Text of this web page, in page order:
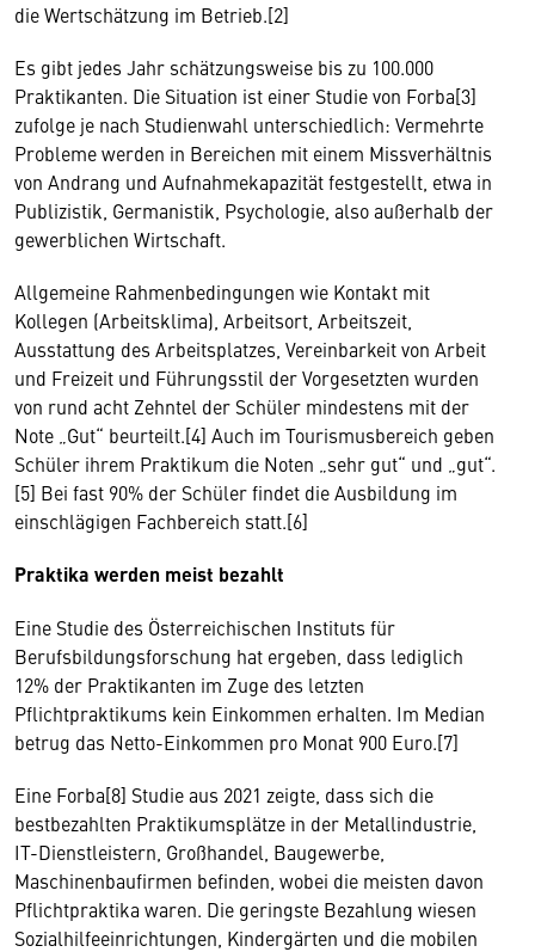
die Wertschätzung im Betrieb.[2]
Es gibt jedes Jahr schätzungsweise bis zu 100.000
Praktikanten. Die Situation ist einer Studie von Forba[3]
zufolge je nach Studienwahl unterschiedlich: Vermehrte
Probleme werden in Bereichen mit einem Missverhältnis
von Andrang und Aufnahmekapazität festgestellt, etwa in
Publizistik, Germanistik, Psychologie, also außerhalb der
gewerblichen Wirtschaft.
Allgemeine Rahmenbedingungen wie Kontakt mit
Kollegen (Arbeitsklima), Arbeitsort, Arbeitszeit,
Ausstattung des Arbeitsplatzes, Vereinbarkeit von Arbeit
und Freizeit und Führungsstil der Vorgesetzten wurden
von rund acht Zehntel der Schüler mindestens mit der
Note „Gut“ beurteilt.[4] Auch im Tourismusbereich geben
Schüler ihrem Praktikum die Noten „sehr gut“ und „gut“.
[5] Bei fast 90% der Schüler findet die Ausbildung im
einschlägigen Fachbereich statt.[6]
Praktika werden meist bezahlt
Eine Studie des Österreichischen Instituts für
Berufsbildungsforschung hat ergeben, dass lediglich
12% der Praktikanten im Zuge des letzten
Pflichtpraktikums kein Einkommen erhalten. Im Median
betrug das Netto-Einkommen pro Monat 900 Euro.[7]
Eine Forba[8] Studie aus 2021 zeigte, dass sich die
bestbezahlten Praktikumsplätze in der Metallindustrie,
IT-Dienstleistern, Großhandel, Baugewerbe,
Maschinenbaufirmen befinden, wobei die meisten davon
Pflichtpraktika waren. Die geringste Bezahlung wiesen
Sozialhilfeeinrichtungen, Kindergärten und die mobilen